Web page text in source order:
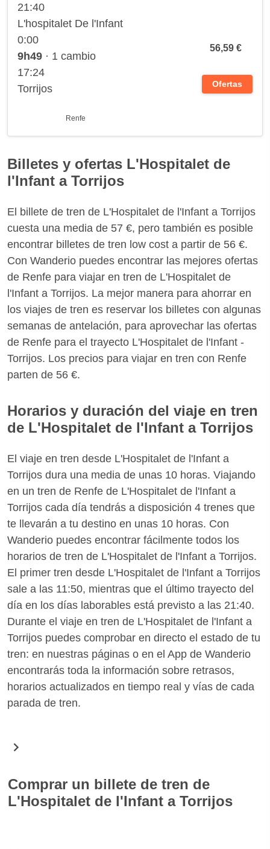
21:40
L'hospitalet De l'Infant
0:00
9h49 · 1 cambio
17:24
Torrijos
Renfe
56,59 €
Ofertas
Billetes y ofertas L'Hospitalet de
l'Infant a Torrijos
El billete de tren de L'Hospitalet de l'Infant a Torrijos
cuesta una media de 57 €, pero también es posible
encontrar billetes de tren low cost a partir de 56 €.
Con Wanderio puedes encontrar las mejores ofertas
de Renfe para viajar en tren de L'Hospitalet de
l'Infant a Torrijos. La mejor manera para ahorrar en
los viajes de tren es reservar los billetes con algunas
semanas de antelación, para aprovechar las ofertas
de Renfe para el trayecto L'Hospitalet de l'Infant -
Torrijos. Los precios para viajar en tren con Renfe
parten de 56 €.
Horarios y duración del viaje en tren
de L'Hospitalet de l'Infant a Torrijos
El viaje en tren desde L'Hospitalet de l'Infant a
Torrijos dura una media de unas 10 horas. Viajando
en un tren de Renfe de L'Hospitalet de l'Infant a
Torrijos cada día tendrás a disposición 4 trenes que
te llevarán a tu destino en unas 10 horas. Con
Wanderio puedes encontrar fácilmente todos los
horarios de tren de L'Hospitalet de l'Infant a Torrijos.
El primer tren desde L'Hospitalet de l'Infant a Torrijos
sale a las 11:50, mientras que el último trayecto del
día en los días laborables está previsto a las 21:40.
Durante el viaje en tren de L'Hospitalet de l'Infant a
Torrijos puedes comprobar en directo el estado de tu
tren: en nuestras páginas o en el App de Wanderio
encontrarás toda la información sobre retrasos,
horarios actualizados en tiempo real y vías de cada
parada de tren.
Comprar un billete de tren de
L'Hospitalet de l'Infant a Torrijos